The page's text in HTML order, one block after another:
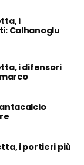
i
Calhanoglu
i difensori
i portieri più